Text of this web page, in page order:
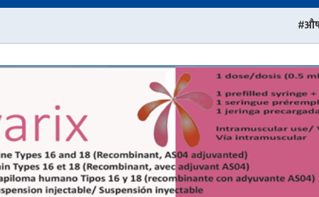
औषधी व्यवस्था